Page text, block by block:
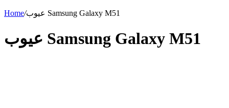
Home/ عيوب Samsung Galaxy M51
عيوب Samsung Galaxy M51